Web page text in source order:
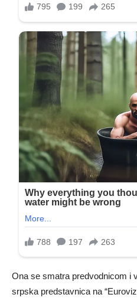
Ona se smatra predvodnicom i
srpska predstavnica na